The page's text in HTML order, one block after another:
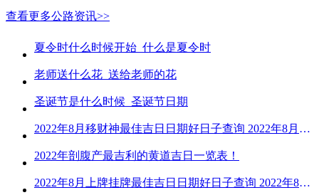
查看更多公路资讯>>
夏令时什么时候开始_什么是夏令时
老师送什么花_送给老师的花
圣诞节是什么时候_圣诞节日期
2022年8月移财神最佳吉日日期好日子查询 2022年8月移财神吉日一览
2022年剖腹产最吉利的黄道吉日一览表！
2022年8月上牌挂牌最佳吉日日期好日子查询 2022年8月上牌吉日精选